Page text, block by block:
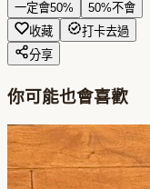
一定會50% 50%不會
收藏
打卡去過
分享
你可能也會喜歡